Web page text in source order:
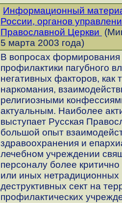
Информационный
России, органов
Православной Церкви
5 марта 2003 года)
В вопросах формирования
профилактики пагубного
негативных факторов, как
наркомания,
религиозными
актуальным. Наиболее
выступает Русская
большой опыт
здравоохранения и
лечебном учреждении
персоналу более
или иных нетрадиционных
деструктивных сект на
профилактических